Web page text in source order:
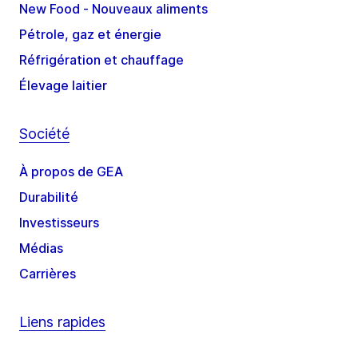
New Food - Nouveaux aliments
Pétrole, gaz et énergie
Réfrigération et chauffage
Élevage laitier
Société
À propos de GEA
Durabilité
Investisseurs
Médias
Carrières
Liens rapides